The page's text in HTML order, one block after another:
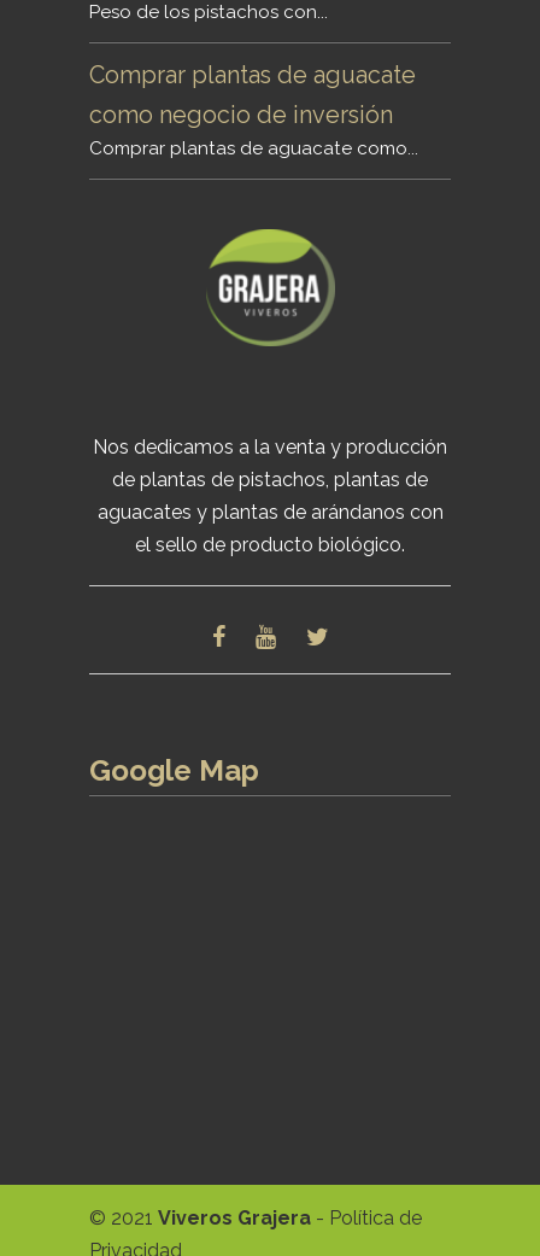
Peso de los pistachos con...
Comprar plantas de aguacate
como negocio de inversión
Comprar plantas de aguacate como...
Nos dedicamos a la venta y producción
de plantas de pistachos, plantas de
aguacates y plantas de arándanos con
el sello de producto biológico.
Google Map
© 2021 Viveros Grajera - Política de
Privacidad